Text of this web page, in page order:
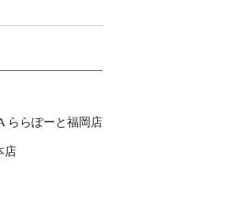
ららぽーと福岡店
店